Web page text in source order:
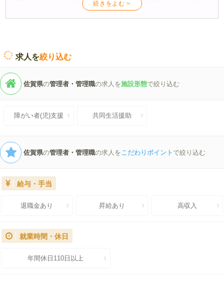
デイケア、訪問介護から、小規模多機能、障がい者施設、地域包括ま
で、ハローワークや協会では見つけにくい求人情報を幅広く取り揃え
求職者の皆様への転職支援を行っています。
介護支援専門員更新研修をきっかけにケアマネ職の復職を考えて
て就職、転職したい。
がい福祉サービス事業所で活躍の場を広げたい。
ださい！
求人を絞り込む
佐賀県の管理者・管理職の求人を施設形態で絞り込む
障がい者(児)支援 共同生活援助
佐賀県の管理者・管理職の求人をこだわりポイント で絞り込む
給与・手当
退職金あり 昇給あり 高収入
就業時間・休日
年間休日110日以上